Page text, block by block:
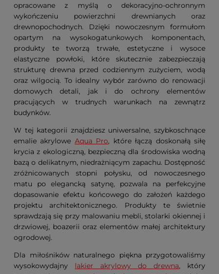
opracowane z myślą o dekoracyjno-ochronnym
wykończeniu powierzchni drewnianych oraz
drewnopochodnych. Dzięki nowoczesnym formułom
opartym na wysokogatunkowych komponentach,
produkty te tworzą trwałe, estetyczne i wysoce
elastyczne powłoki, które skutecznie zabezpieczają
strukturę drewna przed codziennym zużyciem, wodą
oraz wilgocią. To idealny wybór zarówno do renowacji
domowych detali, jak i do ochrony elementów
pracujących w trudnych warunkach na zewnątrz
budynków.
W tej kategorii znajdziesz uniwersalne, szybkoschnące
emalie akrylowe Aqua Pro, które łączą doskonałą siłę
krycia z ekologiczną, bezpieczną dla środowiska wodną
bazą o delikatnym, niedrażniącym zapachu. Dostępność
zróżnicowanych stopni połysku, od nowoczesnego
matu po elegancką satynę, pozwala na perfekcyjne
dopasowanie efektu końcowego do założeń każdego
projektu architektonicznego. Produkty te świetnie
sprawdzają się przy malowaniu mebli, stolarki okiennej i
drzwiowej, boazerii oraz elementów małej architektury
ogrodowej.
Dla miłośników naturalnego piękna przygotowaliśmy
wysokowydajny lakier akrylowy do drewna, który